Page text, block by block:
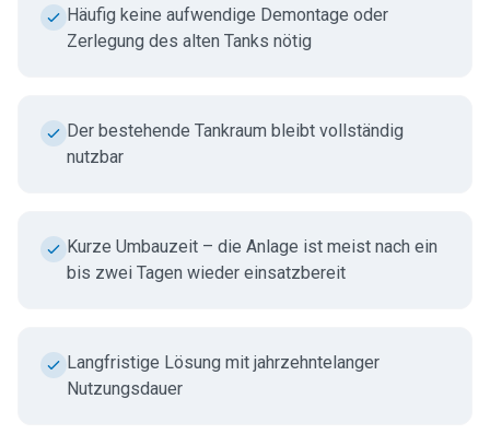
Häufig keine aufwendige Demontage oder
Zerlegung des alten Tanks nötig
Der bestehende Tankraum bleibt vollständig
nutzbar
Kurze Umbauzeit – die Anlage ist meist nach ein
bis zwei Tagen wieder einsatzbereit
Langfristige Lösung mit jahrzehntelanger
Nutzungsdauer